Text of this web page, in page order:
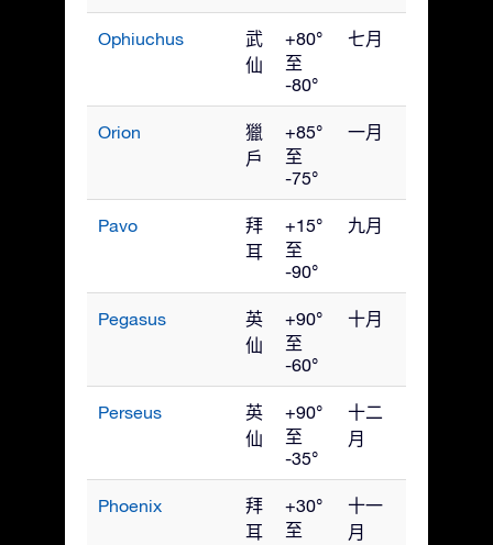
Ophiuchus
武
仙
+80°
至
-80°
七月
Orion
獵
戶
+85°
至
-75°
一月
Pavo
拜
耳
+15°
至
-90°
九月
Pegasus
英
仙
+90°
至
-60°
十月
Perseus
英
仙
+90°
至
-35°
十二
月
Phoenix
拜
耳
+30°
至
十一
月